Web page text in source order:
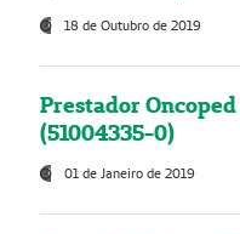
18 de Outubro de 2019
Prestador
(51004335-0)
01 de Janeiro de 2019